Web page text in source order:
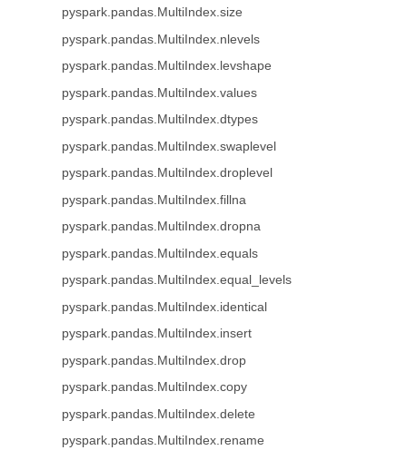
pyspark.pandas.MultiIndex.size
pyspark.pandas.MultiIndex.nlevels
pyspark.pandas.MultiIndex.levshape
pyspark.pandas.MultiIndex.values
pyspark.pandas.MultiIndex.dtypes
pyspark.pandas.MultiIndex.swaplevel
pyspark.pandas.MultiIndex.droplevel
pyspark.pandas.MultiIndex.fillna
pyspark.pandas.MultiIndex.dropna
pyspark.pandas.MultiIndex.equals
pyspark.pandas.MultiIndex.equal_levels
pyspark.pandas.MultiIndex.identical
pyspark.pandas.MultiIndex.insert
pyspark.pandas.MultiIndex.drop
pyspark.pandas.MultiIndex.copy
pyspark.pandas.MultiIndex.delete
pyspark.pandas.MultiIndex.rename